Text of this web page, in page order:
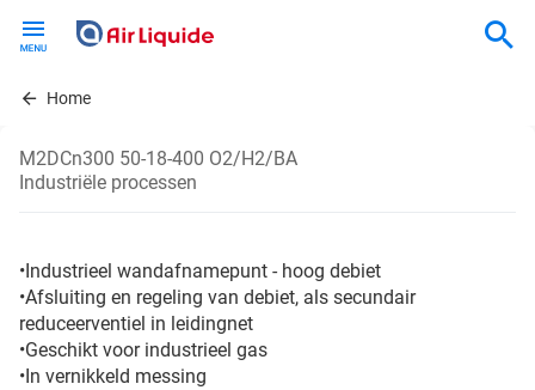
contentHome
M2DCn300 50-18-400 O2/H2/BA
Industriële processen
•Industrieel wandafnamepunt - hoog debiet
•Afsluiting en regeling van debiet, als secundair
reduceerventiel in leidingnet
•Geschikt voor industrieel gas
•In vernikkeld messing